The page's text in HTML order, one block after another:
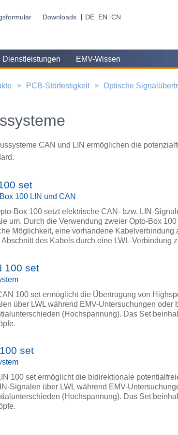
Downloads DE EN CN
Dienstleistungen EMV-Wissen
PCB-Störfestigkeit Optische
CAN und LIN ermöglichen die
set
100 LIN und CAN
Box 100 setzt elektrische CAN- bzw. LIN-
um. Durch die Verwendung zweier Opto-Box
Möglichkeit, eine vorhandene Kabelverbindung
des Kabels durch eine LWL-Verbindung
100 set
100 set ermöglicht die Übertragung von
über LWL während EMV-Untersuchungen oder
(Hochspannung). Das Set
set
100 set ermöglicht die bidirektionale
Signalen über LWL während EMV-
(Hochspannung). Das Set